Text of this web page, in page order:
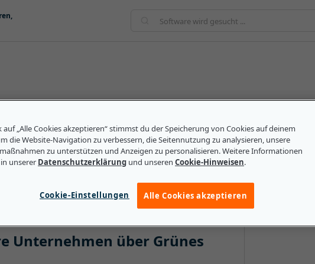
mit Investitionen in Umweltinitiativen
Sinne. Grünes Geld kann aus dem Verkauf von
und CO₂-Steuervergünstigungen stammen. Das
zehn Jahre gestiegen, da sich immer mehr
Vorteile eines Übergangs zu einer grüneren
Unternehmen über Grünes
auf „Alle Cookies akzeptieren“ stimmst du der Speicherung von Cookies auf deinem
die Website-Navigation zu verbessern, die Seitennutzung zu analysieren, unsere
zu unterstützen und Anzeigen zu personalisieren. Weitere Informationen
unserer Datenschutzerklärung und unseren Cookie-Hinweisen.
Cookie-Einstellungen Alle Cookies akzeptieren